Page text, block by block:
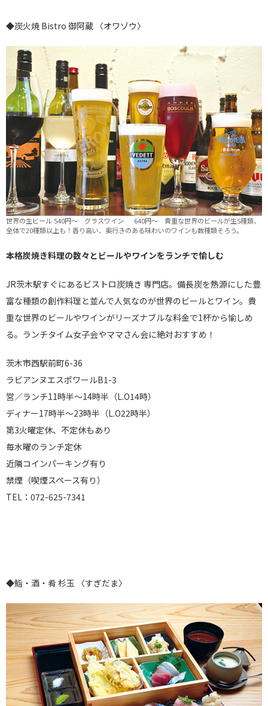
◆炭火焼 Bistro 御阿蔵 〈オワゾウ〉
世界の生ビール 540円～ グラスワイン 640円～ 貴重な世界のビールが生5種類、
全体で20種類以上も！香り高い、奥行きのある味わいのワインも数種類そろう。
本格炭焼き料理の数々とビールやワインをランチで愉しむ
JR茨木駅すぐにあるビストロ炭焼き 専門店。備長炭を熱源にした豊
富な種類の創作料理と並んで人気なのが世界のビールとワイン。貴
重な世界のビールやワインがリーズナブルな料金で1杯から愉しめ
る。ランチタイム女子会やママさん会に絶対おすすめ！
茨木市西駅前町6-36
ラビアンヌエスポワールB1-3
営／ランチ11時半～14時半（L.O14時）
ディナー17時半～23時半（L.O22時半）
第3火曜定休、不定休もあり
毎水曜のランチ定休
近隣コインパーキング有り
禁煙（喫煙スペース有り）
TEL：072-625-7341
◆鮨・酒・肴 杉玉 〈すぎだま〉